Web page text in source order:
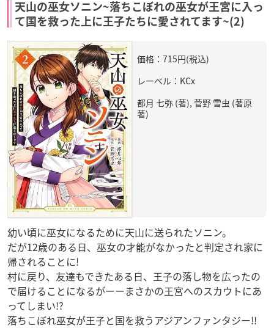
天山の巫女ソニン~落ちこぼれの巫女が王宮に入っ
て国を救った上に王子たちに愛されてます~(2)
価格：715円(税込)
レーベル：KCx
都月 七弥 (著), 菅野 雪虫 (著原
著)
幼い頃に巫女になるために天山に送られたソニン。
だが12歳のある日、巫女の才能がなかったと判定され家に
帰されることに!
村に戻り、友達もできたある日、王子の落し物を広ったの
で届けることになるがーーまさかの王宮へのスカウトにあ
ってしまい!?
落ちこぼれ巫女が王子と国を救うアジアンファンタジー!!